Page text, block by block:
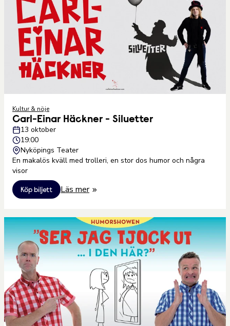
Kultur & nöje
Carl-Einar Häckner - Siluetter
13 oktober
19:00
Nyköpings Teater
En makalös kväll med trolleri, en stor dos humor och några
visor
Köp biljett Läs mer